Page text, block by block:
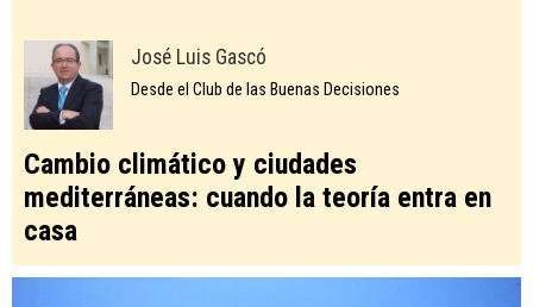
José Luis Gascó
Desde el Club de las Buenas Decisiones
Cambio climático y ciudades
mediterráneas: cuando la teoría entra en
casa